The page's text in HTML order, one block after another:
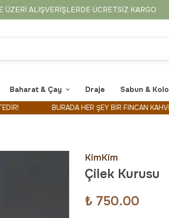
ÜZERI ALIŞVERIŞLERDE ÜCRETSIZ KARGO
Baharat & Çay Draje Sabun &
BURADA HER ŞEY BİR FİNCAN KAHVE İLE
KimKim
Çilek Kurusu
₺ 750.00